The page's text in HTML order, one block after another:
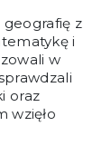
z
i
w
oraz
wzięło